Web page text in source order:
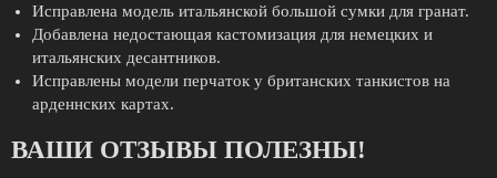
Исправлена модель итальянской большой сумки для гранат.
Добавлена недостающая кастомизация для немецких и
итальянских десантников.
Исправлены модели перчаток у британских танкистов на
арденнских картах.
ВАШИ ОТЗЫВЫ ПОЛЕЗНЫ!